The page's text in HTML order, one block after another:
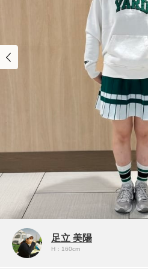
足立 美陽
H：160cm